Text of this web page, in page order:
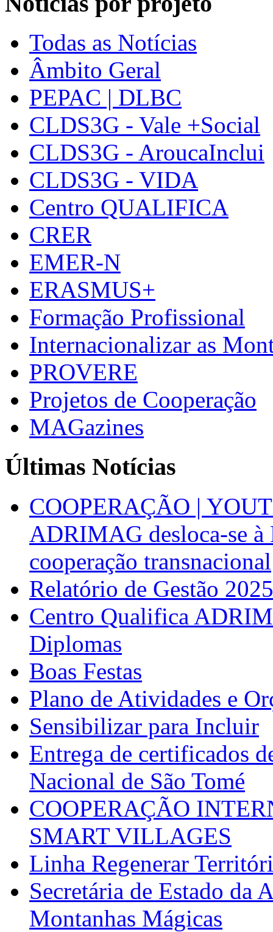
Todas as Notícias
Âmbito Geral
PEPAC | DLBC
CLDS3G - Vale +Social
CLDS3G - AroucaInclui
CLDS3G - VIDA
Centro QUALIFICA
CRER
EMER-N
ERASMUS+
Formação Profissional
Internacionalizar as
PROVERE
Projetos de Cooperação
MAGazines
Últimas Notícias
COOPERAÇÃO |
ADRIMAG desloca-se
cooperação transnacional
Relatório de Gestão 2025
Centro Qualifica
Diplomas
Boas Festas
Plano de Atividades e
Sensibilizar para Incluir
Entrega de certificados
Nacional de São Tomé
COOPERAÇÃO
SMART VILLAGES
Linha Regenerar
Secretária de Estado da
Montanhas Mágicas